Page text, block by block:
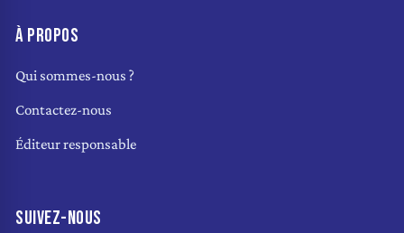
À PROPOS
Qui sommes-nous ?
Contactez-nous
Éditeur responsable
SUIVEZ-NOUS